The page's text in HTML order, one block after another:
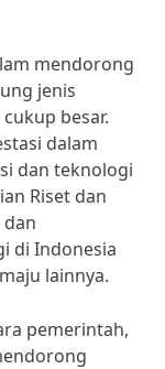
mendorong
jenis
besar.
dalam
dan teknologi
Riset dan
di Indonesia
lainnya.
pemerintah,